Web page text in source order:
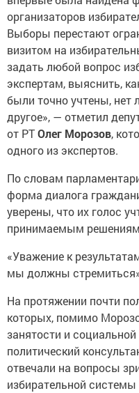
организаторов
Выборы перестают
визитом на
задать любой вопрос
экспертам, выяснить,
были точно учтены, нет
другое», — отметил
от РТОлег Морозов,
одного из экспертов.
По словам
форма диалога
уверены, что их голос
принимаемым
«Уважение к
мы должны
На протяжении почти
которых, помимо
занятости и
политический
отвечали на вопросы
избирательной